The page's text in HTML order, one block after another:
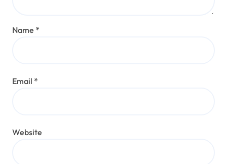
Name *
Email *
Website